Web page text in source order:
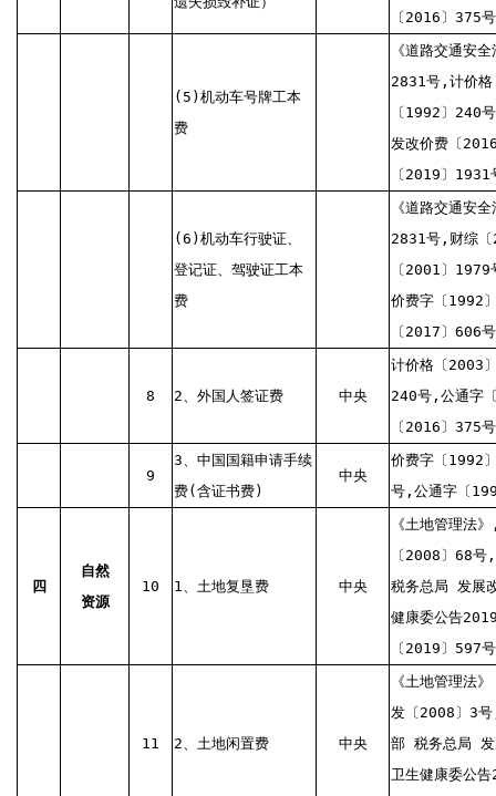
〔2016〕375
(5)机动车号牌工本
费
《道路交通安
2831号,计价
〔1992〕240
发改价费〔
〔2019〕1931
(6)机动车行驶证、
登记证、驾驶证工本
费
《道路交通安
2831号,财综
〔2001〕
价费字〔1992
〔2017〕606号
8 2、外国人签证费 中央
计价格〔2003
240号,公通字
〔2016〕375号
9
3、中国国籍申请手续
费(含证书费)
中央
价费字〔1992
号,公通字〔
四
自然
资源
10 1、土地复垦费 中央
《土地管理法
〔2008〕68
税务总局 发展
健康委公告
〔2019〕597号
11 2、土地闲置费 中央
《土地管理法
发〔2008〕3
部 税务总局
卫生健康委公